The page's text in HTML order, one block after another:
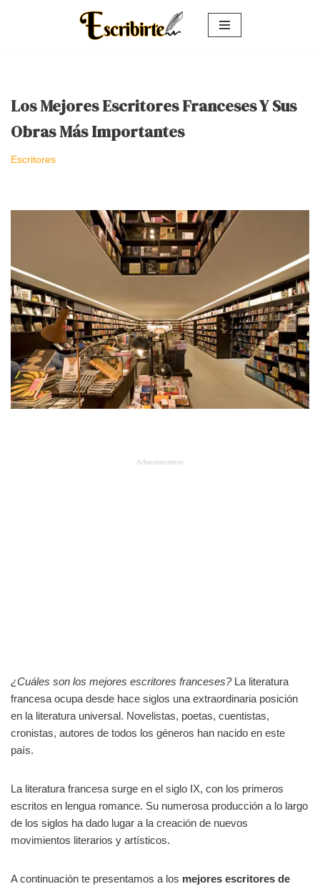
Los Mejores Escritores Franceses Y Sus
Obras Más Importantes
Escritores
Advertisement
¿Cuáles son los mejores escritores franceses?La literatura
francesa ocupa desde hace siglos una extraordinaria posición
en la literatura universal. Novelistas, poetas, cuentistas,
cronistas, autores de todos los géneros han nacido en este
país.
La literatura francesa surge en el siglo IX, con los primeros
escritos en lengua romance. Su numerosa producción a lo largo
de los siglos ha dado lugar a la creación de nuevos
movimientos literarios y artísticos.
A continuación te presentamos a los mejores escritores de